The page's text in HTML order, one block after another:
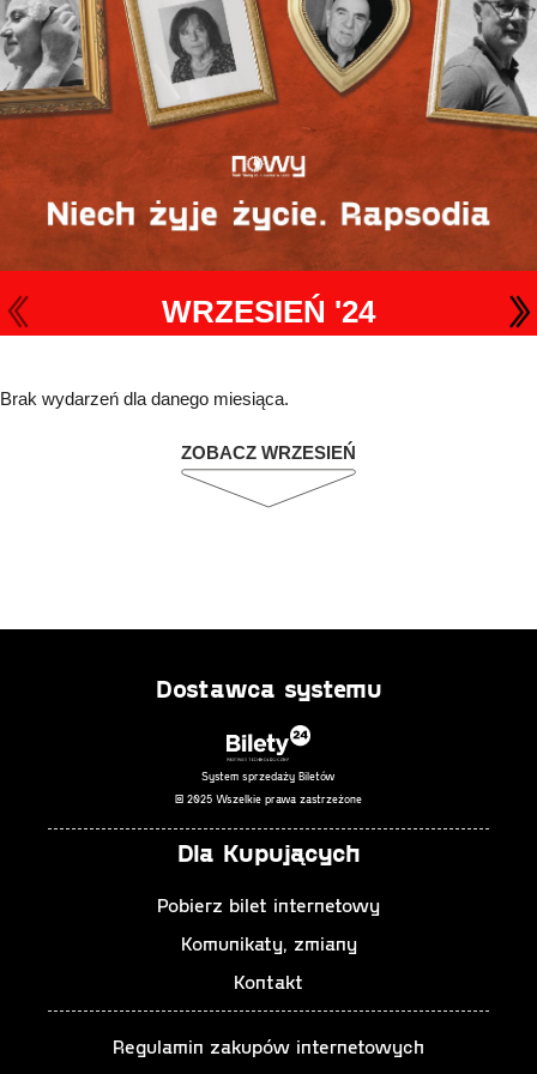
WRZESIEŃ '24
Brak wydarzeń dla danego miesiąca.
ZOBACZ WRZESIEŃ
Dostawca systemu
System sprzedaży Biletów
© 2025 Wszelkie prawa zastrzeżone
Dla Kupujących
Pobierz bilet internetowy
Komunikaty, zmiany
Kontakt
Regulamin zakupów internetowych